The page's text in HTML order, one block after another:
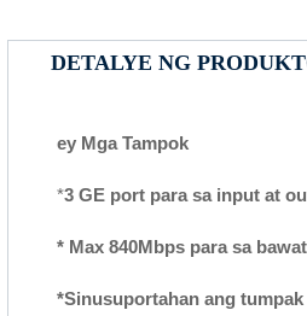
DETALYE NG
ey Mga Tampok
*3 GE port para sa input at
* Max 840Mbps para sa
*Sinusuportahan ang